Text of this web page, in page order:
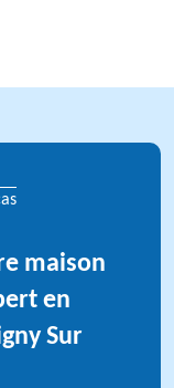
maison
en
Sur